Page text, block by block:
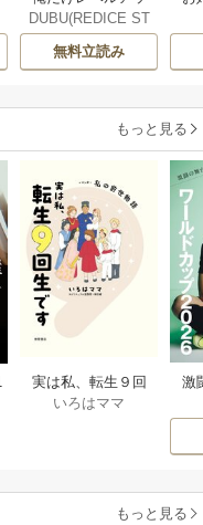
プな件
DUBU(REDICE ST
UDIO)
/ Chugong
h-goon
無料立読み
もっと見る
実は私、転生９回
生です マンガ
いろはママ
激
もっと見る